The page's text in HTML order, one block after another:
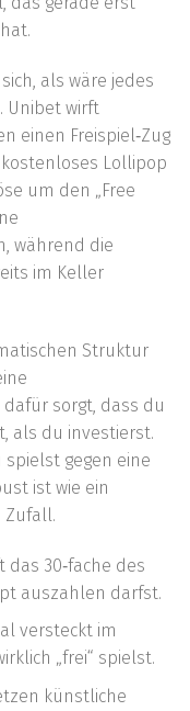
als wäre jedes
Unibet wirft
einen Freispiel‑Zug
Lollipop
um den „Free
während die
im Keller
Struktur
dafür sorgt, dass du
als du investierst.
spielst gegen eine
ist wie ein
Zufall.
30‑fache des
auszahlen darfst.
versteckt im
„frei“ spielst.
künstliche